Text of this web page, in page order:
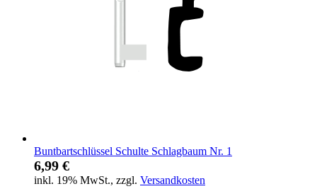
Buntbartschlüssel Schulte Schlagbaum Nr. 1
6,99 €
inkl. 19% MwSt., zzgl. Versandkosten